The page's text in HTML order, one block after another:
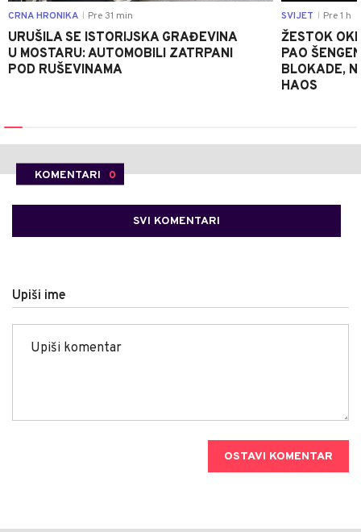
CRNA HRONIKA Pre 31 min
URUŠILA SE ISTORIJSKA GRAĐEVINA
U MOSTARU: AUTOMOBILI ZATRPANI
POD RUŠEVINAMA
SVIJET Pre 1 h
ŽESTOK
PAO
BLOKADE,
HAOS
KOMENTARI 0
SVI KOMENTARI
Upiši ime
OSTAVI KOMENTAR